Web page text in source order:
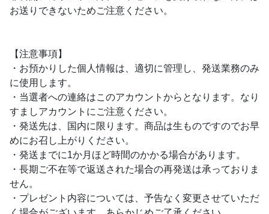
お送りできないためご注意ください。
【注意事項】
・お預かりした個人情報は、適切に管理し、発送業務のみ
に使用します。
・当選者への連絡はこのアカウントからとなります。なり
すましアカウントにご注意ください。
・発送先は、国内に限ります。商品は生ものですのでお早
めにお召し上がりください。
・発送までに1か月ほど時間のかかる場合があります。
・長期ご不在等で返送された場合の再発送は承っておりま
せん。
・プレゼント内容については、予告なく変更させていただ